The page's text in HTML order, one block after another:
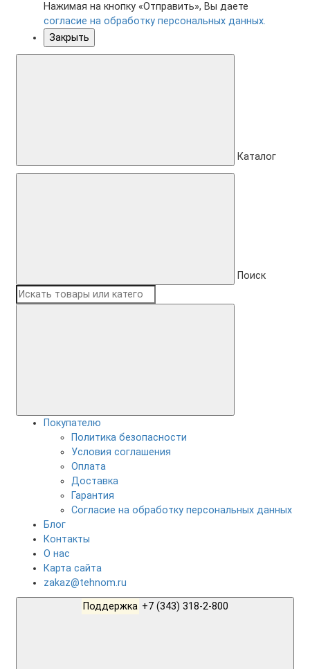
Нажимая на кнопку «Отправить», Вы даете
согласие на обработку персональных данных.
Закрыть
Каталог
Поиск
Покупателю
Политика безопасности
Условия соглашения
Оплата
Доставка
Гарантия
Согласие на обработку персональных данных
Блог
Контакты
О нас
Карта сайта
zakaz@tehnom.ru
Поддержка